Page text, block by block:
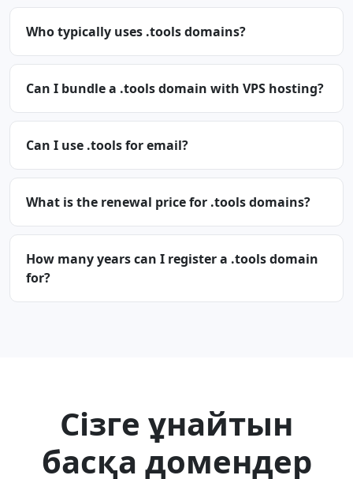
Who typically uses .tools domains?
Can I bundle a .tools domain with VPS hosting?
Can I use .tools for email?
What is the renewal price for .tools domains?
How many years can I register a .tools domain
for?
Сізге ұнайтын
басқа домендер